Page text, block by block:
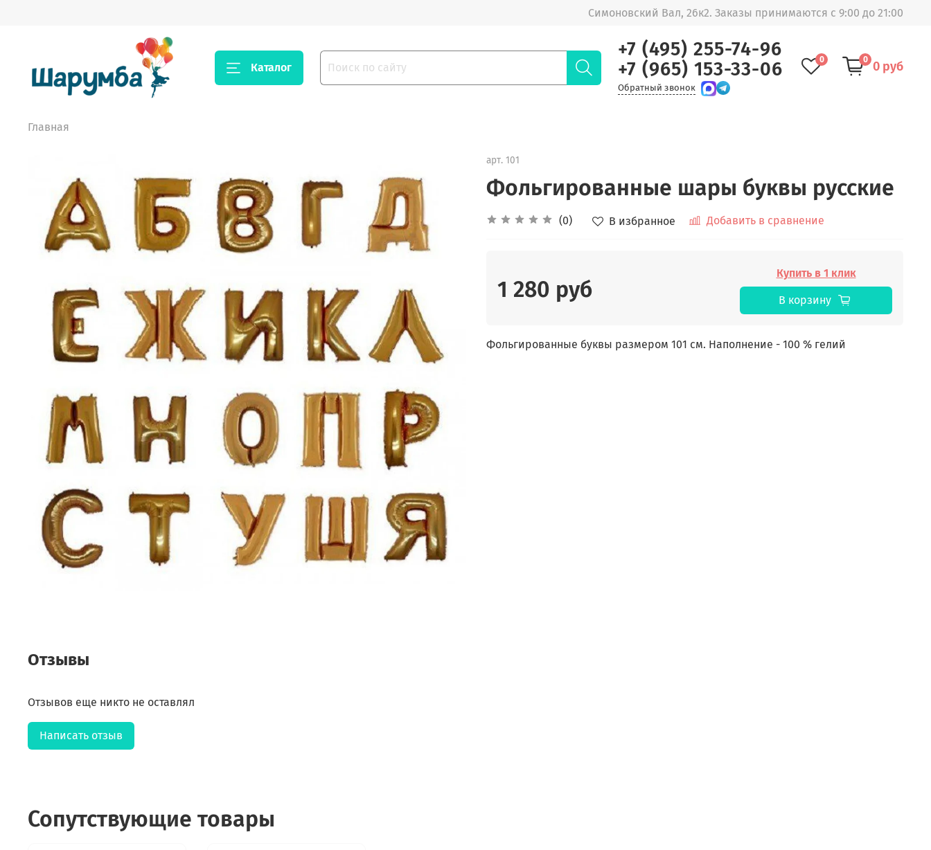
Симоновский Вал, 26к2. Заказы принимаются с 9:00 до 21:00
Каталог
+7 (495) 255-74-96
+7 (965) 153-33-06
Обратный звонок
0 0 0 руб
Главная
арт. 101
Фольгированные шары буквы русские
(0) В избранное Добавить в сравнение
1 280 руб
Купить в 1 клик
В корзину
Фольгированные буквы размером 101 см. Наполнение - 100 % гелий
Отзывы
Отзывов еще никто не оставлял
Написать отзыв
Сопутствующие товары